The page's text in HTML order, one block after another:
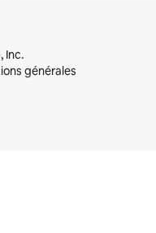
Inc.
générales